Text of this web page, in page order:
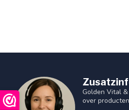
Golden Vital &
over